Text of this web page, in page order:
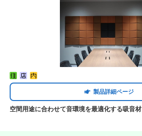
製品詳細ページ
空間用途に合わせて音環境を最適化する吸音材